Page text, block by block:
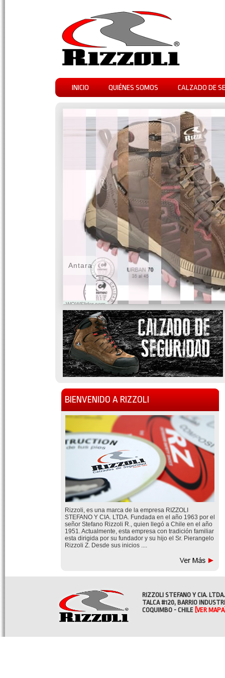
INICIO QUIÉNES SOMOS CALZADO DE
WOWSlider.com
Antara
BIENVENIDO A RIZZOLI
Rizzoli, es una marca de la empresa RIZZOLI
STEFANO Y CIA. LTDA. Fundada en el año 1963 por el
señor Stefano Rizzoli R., quien llegó a Chile en el año
1951. Actualmente, esta empresa con tradición familiar
esta dirigida por su fundador y su hijo el Sr. Pierangelo
Rizzoli Z. Desde sus inicios ....
RIZZOLI STEFANO Y CIA. LTDA.
TALCA #120, BARRIO
COQUIMBO - CHILE [VER